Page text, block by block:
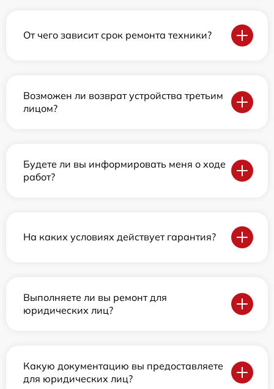
От чего зависит срок ремонта техники?
Возможен ли возврат устройства третьим
лицом?
Будете ли вы информировать меня о ходе
работ?
На каких условиях действует гарантия?
Выполняете ли вы ремонт для
юридических лиц?
Какую документацию вы предоставляете
для юридических лиц?